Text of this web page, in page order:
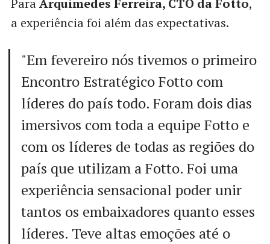
ParaArquimedes Ferreira, CTO da Fotto,
a experiência foi além das expectativas.
"Em fevereiro nós tivemos o primeiro
Encontro Estratégico Fotto com
líderes do país todo. Foram dois dias
imersivos com toda a equipe Fotto e
com os líderes de todas as regiões do
país que utilizam a Fotto. Foi uma
experiência sensacional poder unir
tantos os embaixadores quanto esses
líderes. Teve altas emoções até o